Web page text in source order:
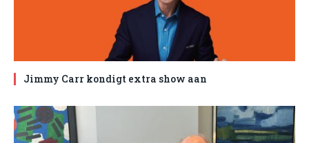
Jimmy Carr kondigt extra show aan